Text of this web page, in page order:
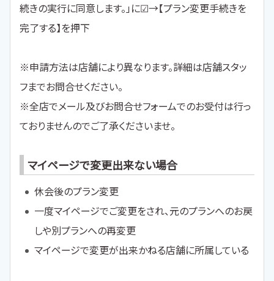
続きの実行に同意します。」に☑→【プラン変更手続きを
完了する】を押下
※申請方法は店舗により異なります。詳細は店舗スタッ
フまでお問合せください。
※全店でメール及びお問合せフォームでのお受付は行っ
ておりませんのでご了承くださいませ。
マイページで変更出来ない場合
休会後のプラン変更
一度マイページでご変更をされ、元のプランへのお戻
しや別プランへの再変更
マイページで変更が出来かねる店舗に所属している